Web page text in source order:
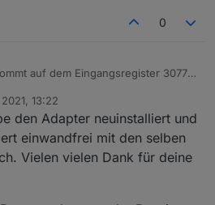
0
auf dem Eingangsregister 30775
getestet?
13:22
den Adapter neuinstalliert und
einwandfrei mit den selben
Vielen vielen Dank für deine